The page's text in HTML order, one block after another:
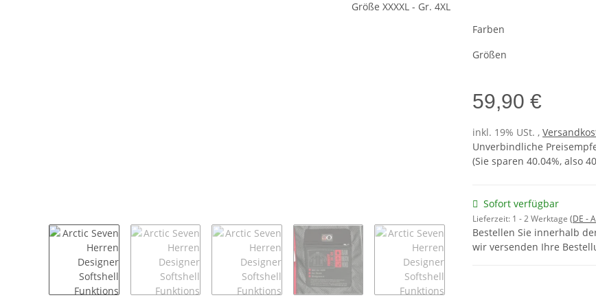
Farben
Größen
59,90 €
inkl. 19% USt. ,
Unverbindliche
(Sie sparen 40.04%, also
Sofort verfügbar
Lieferzeit: 1 - 2 Werktage (DE -
Bestellen Sie innerhalb
wir versenden Ihre